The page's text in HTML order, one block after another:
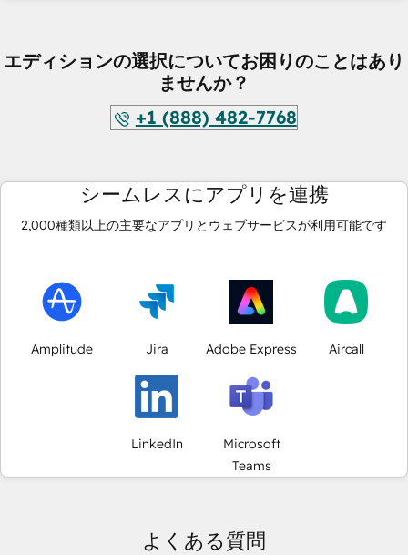
エディションの選択についてお困りのことはあり
ませんか？
+1 (888) 482-7768
シームレスにアプリを連携
2,000種類以上の主要なアプリとウェブサービスが利用可能です
Amplitude Jira Adobe Express Aircall
LinkedIn
Microsoft
Teams
よくある質問